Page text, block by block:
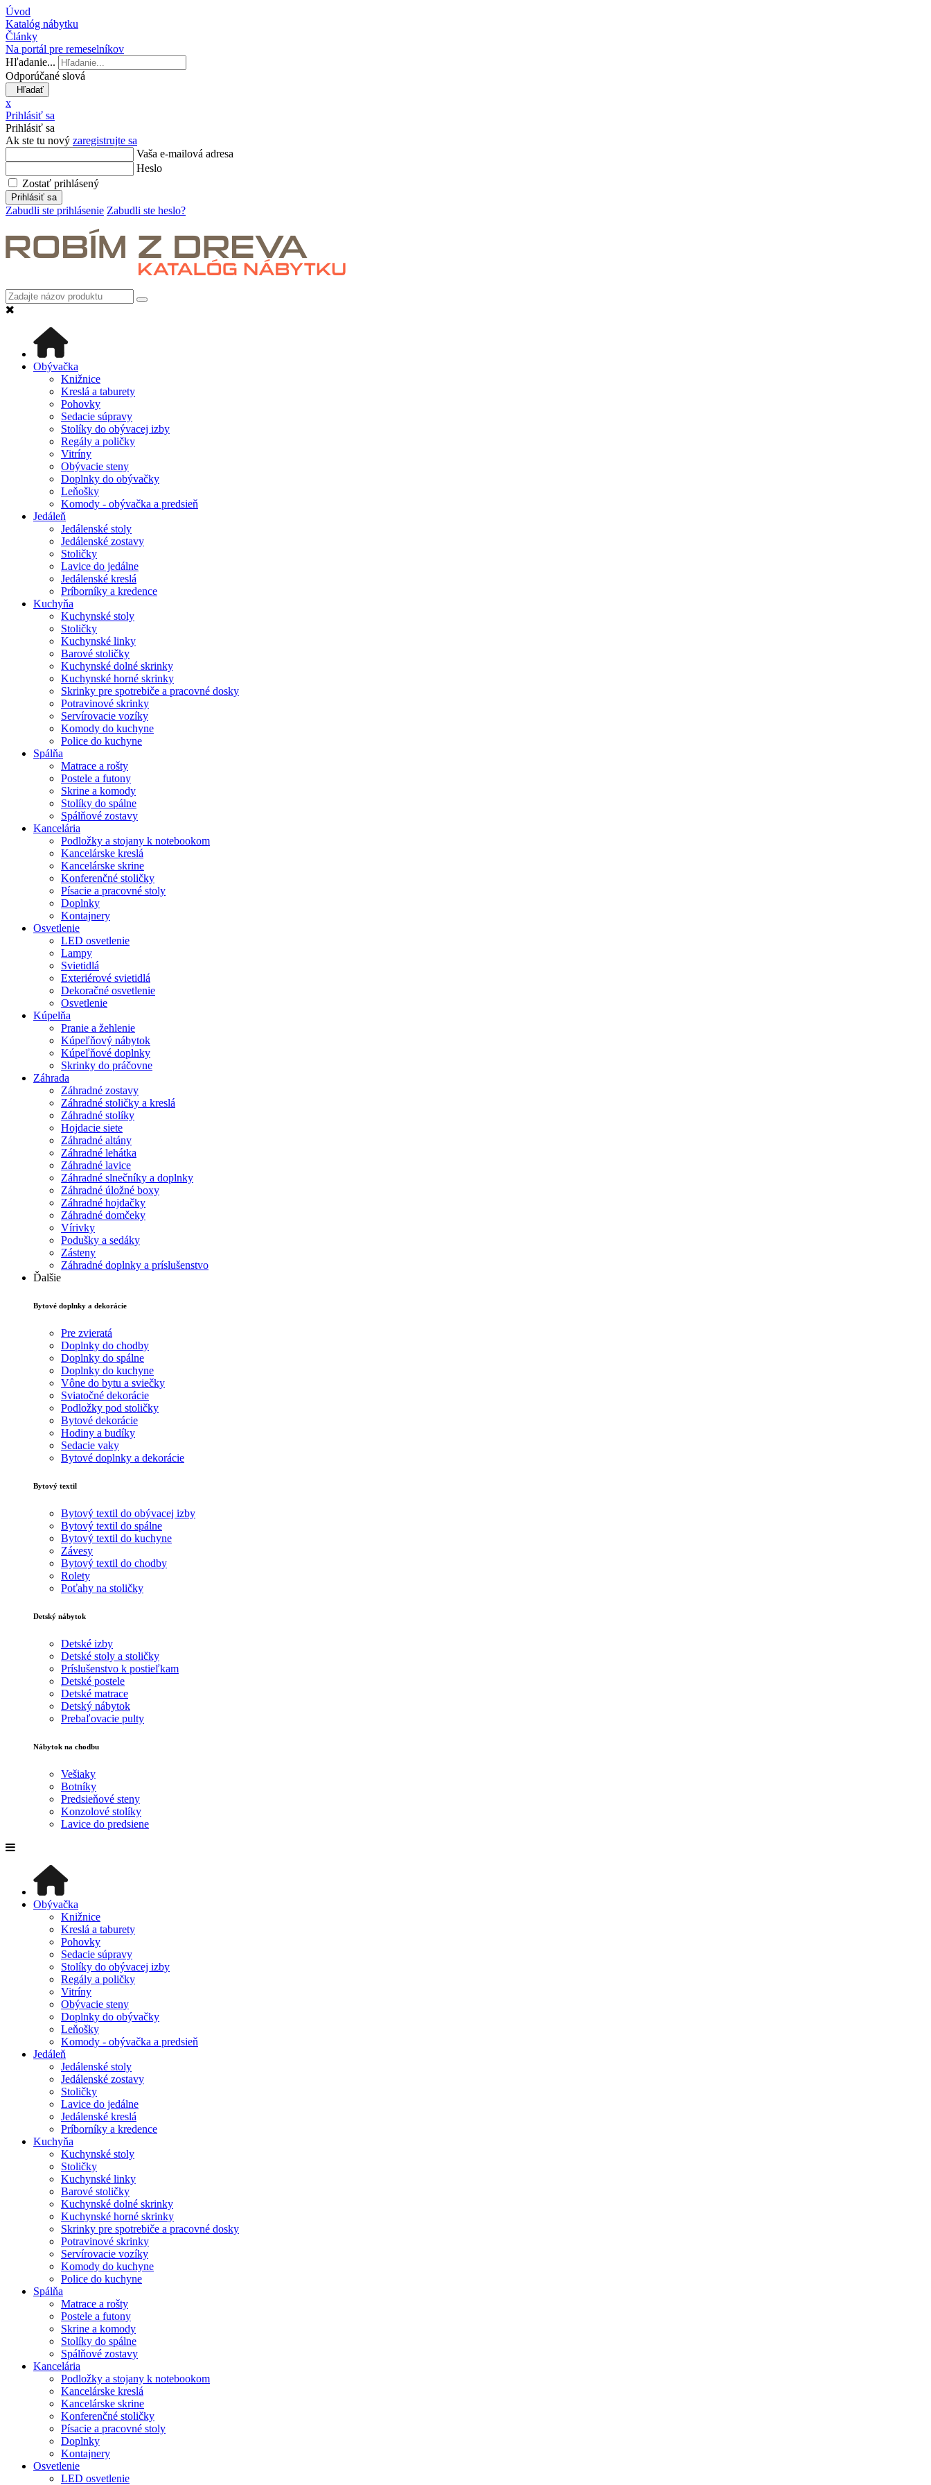
Úvod
Katalóg nábytku
Články
Na portál pre remeselníkov
Hľadanie...
Odporúčané slová
Hľadať
x
Prihlásiť sa
Prihlásiť sa
Ak ste tu nový zaregistrujte sa
Vaša e-mailová adresa
Heslo
Zostať prihlásený
Prihlásiť sa
Zabudli ste prihlásenie Zabudli ste heslo?
Obývačka
Knižnice
Kreslá a taburety
Pohovky
Sedacie súpravy
Stolíky do obývacej izby
Regály a poličky
Vitríny
Obývacie steny
Doplnky do obývačky
Leňošky
Komody - obývačka a predsieň
Jedáleň
Jedálenské stoly
Jedálenské zostavy
Stoličky
Lavice do jedálne
Jedálenské kreslá
Príborníky a kredence
Kuchyňa
Kuchynské stoly
Stoličky
Kuchynské linky
Barové stoličky
Kuchynské dolné skrinky
Kuchynské horné skrinky
Skrinky pre spotrebiče a pracovné dosky
Potravinové skrinky
Servírovacie vozíky
Komody do kuchyne
Police do kuchyne
Spálňa
Matrace a rošty
Postele a futony
Skrine a komody
Stolíky do spálne
Spálňové zostavy
Kancelária
Podložky a stojany k notebookom
Kancelárske kreslá
Kancelárske skrine
Konferenčné stoličky
Písacie a pracovné stoly
Doplnky
Kontajnery
Osvetlenie
LED osvetlenie
Lampy
Svietidlá
Exteriérové svietidlá
Dekoračné osvetlenie
Osvetlenie
Kúpelňa
Pranie a žehlenie
Kúpeľňový nábytok
Kúpeľňové doplnky
Skrinky do práčovne
Záhrada
Záhradné zostavy
Záhradné stoličky a kreslá
Záhradné stolíky
Hojdacie siete
Záhradné altány
Záhradné lehátka
Záhradné lavice
Záhradné slnečníky a doplnky
Záhradné úložné boxy
Záhradné hojdačky
Záhradné domčeky
Vírivky
Podušky a sedáky
Zásteny
Záhradné doplnky a príslušenstvo
Ďalšie
Bytové doplnky a dekorácie
Pre zvieratá
Doplnky do chodby
Doplnky do spálne
Doplnky do kuchyne
Vône do bytu a sviečky
Sviatočné dekorácie
Podložky pod stoličky
Bytové dekorácie
Hodiny a budíky
Sedacie vaky
Bytové doplnky a dekorácie
Bytový textil
Bytový textil do obývacej izby
Bytový textil do spálne
Bytový textil do kuchyne
Závesy
Bytový textil do chodby
Rolety
Poťahy na stoličky
Detský nábytok
Detské izby
Detské stoly a stoličky
Príslušenstvo k postieľkam
Detské postele
Detské matrace
Detský nábytok
Prebaľovacie pulty
Nábytok na chodbu
Vešiaky
Botníky
Predsieňové steny
Konzolové stolíky
Lavice do predsiene
Obývačka
Knižnice
Kreslá a taburety
Pohovky
Sedacie súpravy
Stolíky do obývacej izby
Regály a poličky
Vitríny
Obývacie steny
Doplnky do obývačky
Leňošky
Komody - obývačka a predsieň
Jedáleň
Jedálenské stoly
Jedálenské zostavy
Stoličky
Lavice do jedálne
Jedálenské kreslá
Príborníky a kredence
Kuchyňa
Kuchynské stoly
Stoličky
Kuchynské linky
Barové stoličky
Kuchynské dolné skrinky
Kuchynské horné skrinky
Skrinky pre spotrebiče a pracovné dosky
Potravinové skrinky
Servírovacie vozíky
Komody do kuchyne
Police do kuchyne
Spálňa
Matrace a rošty
Postele a futony
Skrine a komody
Stolíky do spálne
Spálňové zostavy
Kancelária
Podložky a stojany k notebookom
Kancelárske kreslá
Kancelárske skrine
Konferenčné stoličky
Písacie a pracovné stoly
Doplnky
Kontajnery
Osvetlenie
LED osvetlenie